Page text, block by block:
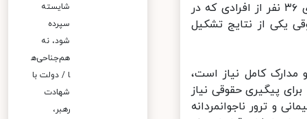
شناسایی و دستور جلب و اعلام وضعیت قرمز از طریق پلیس بین الملل برای ۳۶ نفر از افرادی که در
یکی از نتایج تشکیل
کامل نیاز است،
پیگیری حقوقی نیاز
و ترور ناجوانمردانه
شایسته
سپرده
شود، نه
هم‌جناحی‌ه
ا / دولت با
شهادت
رهبر،